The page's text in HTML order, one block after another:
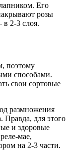
Его
розы
2-3 слоя.
поэтому
способами.
свои сортовые
размножения
для этого
и здоровые
мае,
на 2-3 части.